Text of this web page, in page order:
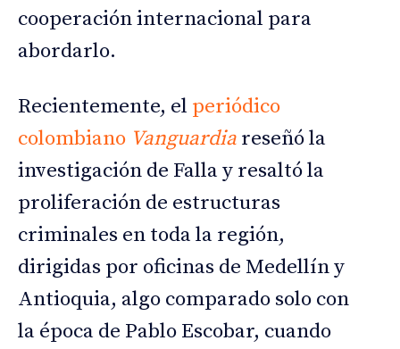
cooperación internacional para
abordarlo.
Recientemente, el periódico
colombiano Vanguardia reseñó la
investigación de Falla y resaltó la
proliferación de estructuras
criminales en toda la región,
dirigidas por oficinas de Medellín y
Antioquia, algo comparado solo con
la época de Pablo Escobar, cuando